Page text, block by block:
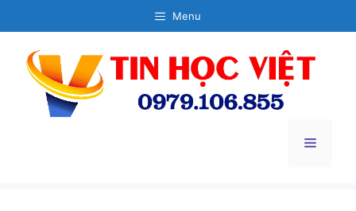
đến
dung
Menu
Menu